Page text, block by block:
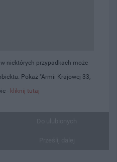
niektórych przypadkach może
Pokaż "Armii Krajowej 33,
- kliknij tutaj